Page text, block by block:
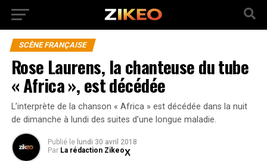
SCÈNE FRANÇAISE
Rose Laurens, la chanteuse du tube
« Africa », est décédée
L’interprète de la chanson « Africa » est décédée dans la nuit
de dimanche à lundi des suites d’une longue maladie.
Publié le lundi 30 avril 2018
Par La rédaction Zikeo